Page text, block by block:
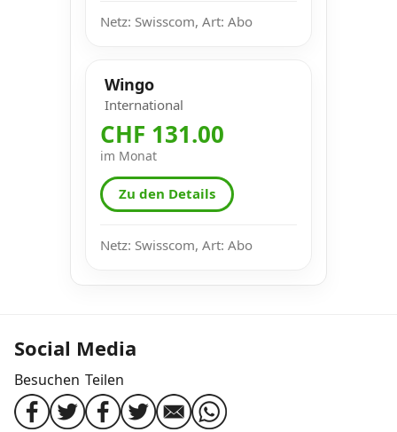
Netz: Swisscom, Art: Abo
Wingo
International
CHF 131.00
im Monat
Zu den Details
Netz: Swisscom, Art: Abo
Social Media
Besuchen Teilen